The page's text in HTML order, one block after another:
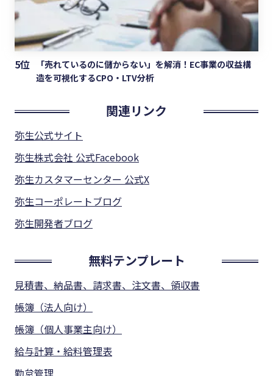
5位
「売れているのに儲からない」を解消！EC事業の収益構
造を可視化するCPO・LTV分析
関連リンク
弥生公式サイト
弥生株式会社 公式Facebook
弥生カスタマーセンター 公式X
弥生コーポレートブログ
弥生開発者ブログ
無料テンプレート
見積書、納品書、請求書、注文書、領収書
帳簿（法人向け）
帳簿（個人事業主向け）
給与計算・給料管理表
勤怠管理